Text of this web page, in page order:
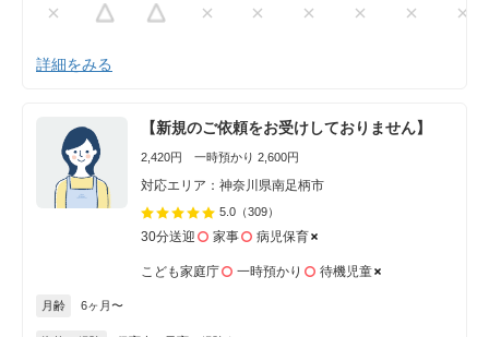
詳細をみる
【新規のご依頼をお受けしておりません】
2,420円 一時預かり 2,600円
対応エリア：神奈川県南足柄市
5.0 （309）
30分送迎 家事 病児保育
こども家庭庁 一時預かり 待機児童
月齢 6ヶ月〜